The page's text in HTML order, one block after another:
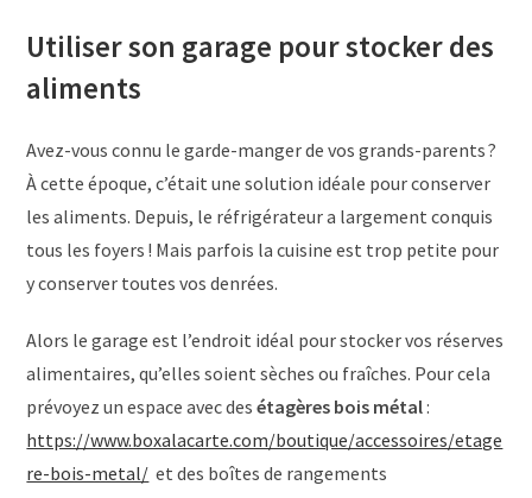
Utiliser son garage pour stocker des
aliments
Avez-vous connu le garde-manger de vos grands-parents ?
À cette époque, c’était une solution idéale pour conserver
les aliments. Depuis, le réfrigérateur a largement conquis
tous les foyers ! Mais parfois la cuisine est trop petite pour
y conserver toutes vos denrées.
Alors le garage est l’endroit idéal pour stocker vos réserves
alimentaires, qu’elles soient sèches ou fraîches. Pour cela
prévoyez un espace avec desétagères bois métal:
https://www.boxalacarte.com/boutique/accessoires/etage
re-bois-metal/ et des boîtes de rangements